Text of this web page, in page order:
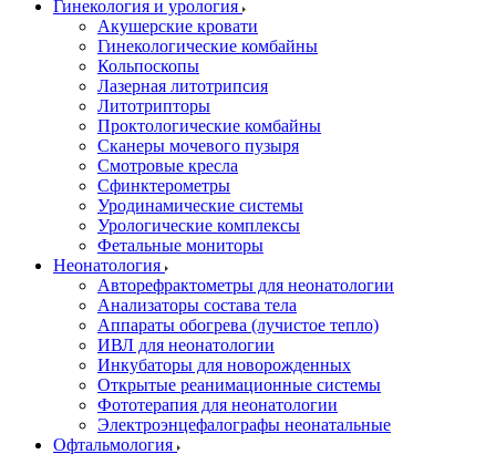
Гинекология и урология
Акушерские кровати
Гинекологические комбайны
Кольпоскопы
Лазерная литотрипсия
Литотрипторы
Проктологические комбайны
Сканеры мочевого пузыря
Смотровые кресла
Сфинктерометры
Уродинамические системы
Урологические комплексы
Фетальные мониторы
Неонатология
Авторефрактометры для неонатологии
Анализаторы состава тела
Аппараты обогрева (лучистое тепло)
ИВЛ для неонатологии
Инкубаторы для новорожденных
Открытые реанимационные системы
Фототерапия для неонатологии
Электроэнцефалографы неонатальные
Офтальмология